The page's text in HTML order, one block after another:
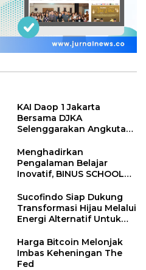
KAI Daop 1 Jakarta
Bersama DJKA
Selenggarakan Angkutan
Natal 2025 dan Tahun
Baru 2026
Menghadirkan
Pengalaman Belajar
Inovatif, BINUS SCHOOL
Tepat untuk Pemimpin
Masa Depan
Sucofindo Siap Dukung
Transformasi Hijau Melalui
Energi Alternatif Untuk
Berkelanjutan
Harga Bitcoin Melonjak
Imbas Keheningan The
Fed